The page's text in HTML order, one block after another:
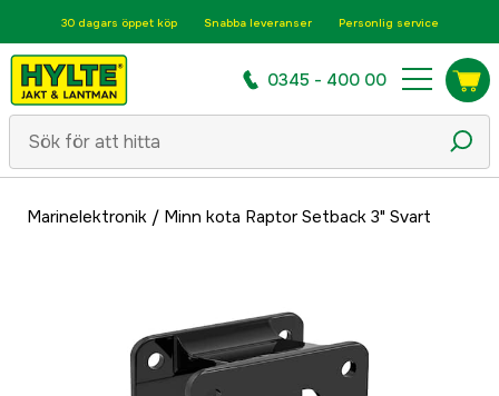
30 dagars öppet köp Snabba leveranser Personlig service
0345 - 400 00
Marinelektronik / Minn kota Raptor Setback 3" Svart